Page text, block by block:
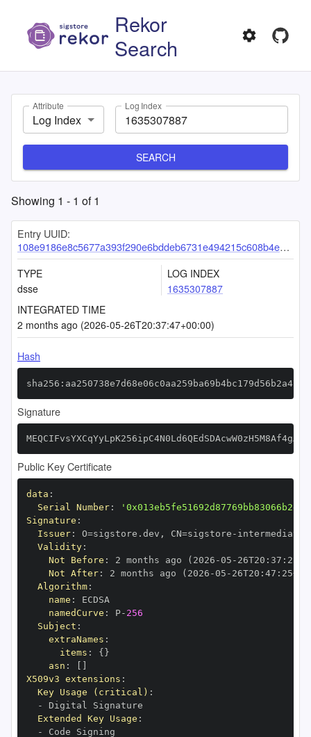
Rekor
Search
Attribute
Log Index
Log Index
SEARCH
Showing 1 - 1 of1
Entry UUID:
108e9186e8c5677a393f290e6bddeb6731e494215c608b4e78fe6230a0ab6340fa3168094f9e3adf
TYPE
dsse
LOG INDEX
1635307887
INTEGRATED TIME
2 months ago (2026-05-26T20:37:47+00:00)
Hash
Signature
Public Key Certificate
data :
Serial Number:
Signature :
Issuer: O=sigstore.dev , CN=sigstore -
Validity:
Not Before : 2 months ago (2026 -05 - 26T20 : 37 :
Not After: 2 months ago (2026 -05 - 26T20 : 47 : 25+00
Algorithm:
name :
namedCurve : P- 256
Subject :
extraNames :
items : { }
asn :
X509v3 extensions :
Key Usage (critical) :
-
Extended Key Usage :
-